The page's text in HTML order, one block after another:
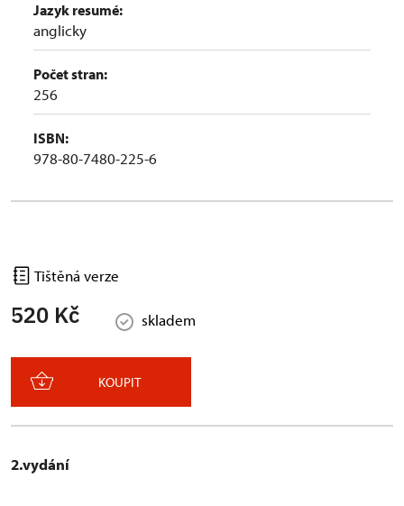
Jazyk resumé:
anglicky
Počet stran:
256
ISBN:
978-80-7480-225-6
Tištěná verze
520 Kč skladem
KOUPIT
2.vydání